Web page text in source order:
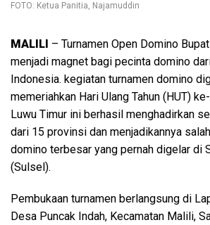
FOTO: Ketua Panitia, Najamuddin
MALILI – Turnamen Open Domino
menjadi magnet bagi pecinta domino
Indonesia. kegiatan turnamen domino
memeriahkan Hari Ulang Tahun (HUT)
Luwu Timur ini berhasil menghadirkan
dari 15 provinsi dan menjadikannya
domino terbesar yang pernah digelar di
(Sulsel).
Pembukaan turnamen berlangsung di
Desa Puncak Indah, Kecamatan Malili,